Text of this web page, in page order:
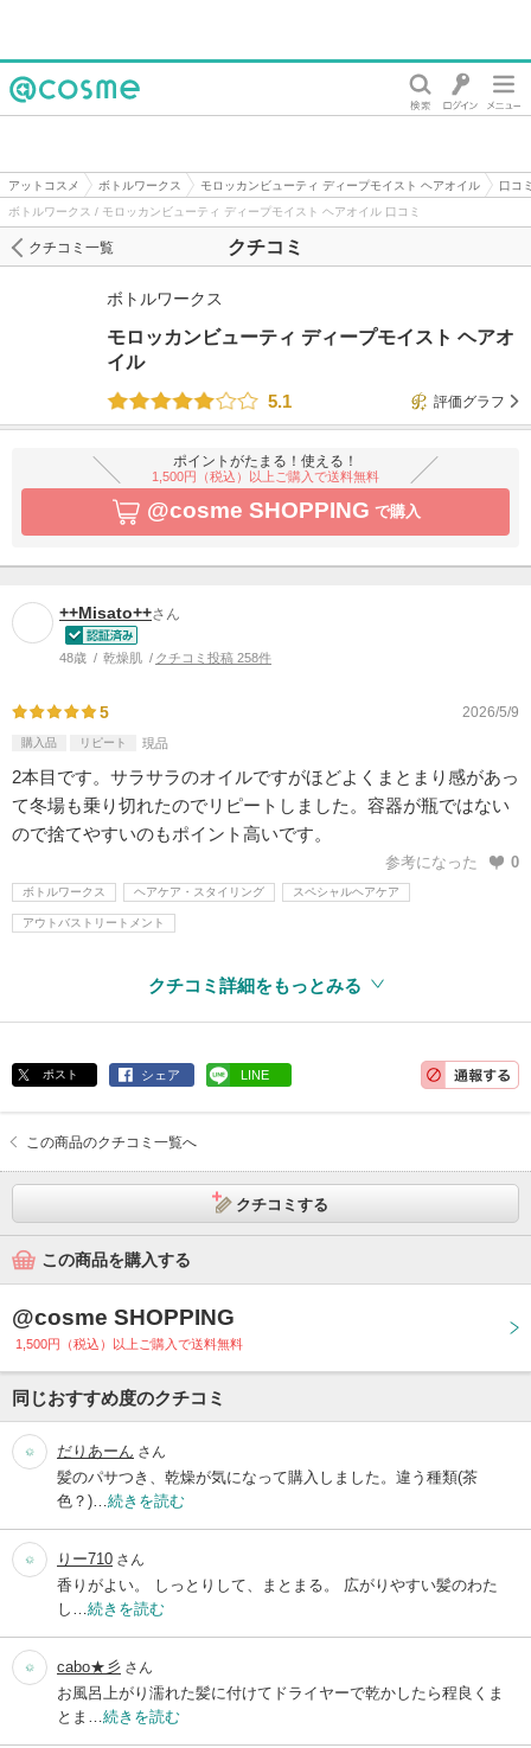
アットコスメ ボトルワークス モロッカンビューティ ディープモイスト ヘアオイル
口コ
ボトルワークス / モロッカンビューティ ディープモイスト ヘアオイル 口コミ
クチコミ
クチコミ一覧
ボトルワークス
モロッカンビューティ ディープモイスト ヘアオ
イル
5.1
評価グラフ
ポイントがたまる！使える！
1,500円（税込）以上ご購入で送料無料
@cosme SHOPPING で購入
++Misato++さん
48歳 乾燥肌 クチコミ投稿 258件
5 2026/5/9
購入品 リピート 現品
2本目です。サラサラのオイルですがほどよくまとまり感があっ
て冬場も乗り切れたのでリピートしました。容器が瓶ではない
ので捨てやすいのもポイント高いです。
参考になった 0
ボトルワークス ヘアケア・スタイリング スペシャルヘアケア
アウトバストリートメント
クチコミ詳細をもっとみる
ポスト シェア LINE
この商品のクチコミ一覧へ
クチコミする
この商品を購入する
@cosme SHOPPING
1,500円（税込）以上ご購入で送料無料
同じおすすめ度のクチコミ
だりあーん さん
髪のパサつき、乾燥が気になって購入しました。違う種類(茶
色？)… 続きを読む
りー710 さん
香りがよい。 しっとりして、まとまる。 広がりやすい髪のわた
し… 続きを読む
cabo★彡 さん
お風呂上がり濡れた髪に付けてドライヤーで乾かしたら程良くま
とま… 続きを読む